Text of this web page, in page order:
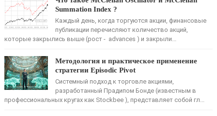
Summation Index ?
Каждый день, когда торгуются акции, финансовые
публикации перечисляют количество акций,
которые закрылись выше (рост - advances ) и закрыли...
Методология и практическое применение
стратегии Episodic Pivot
Системный подход к торговле акциями,
разработанный Прадипом Бонде (известным в
профессиональных кругах как Stockbee ), представляет собой гл...